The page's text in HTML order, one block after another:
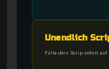
Unendlich
Fülle dein Scrip sofort